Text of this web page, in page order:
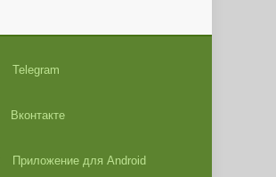
Telegram
Вконтакте
Приложение для Android